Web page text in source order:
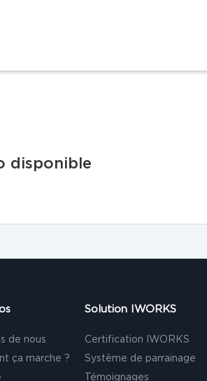
disponible
de nous
ça marche ?
Solution IWORKS
Certification IWORKS
Système de parrainage
Témoignages